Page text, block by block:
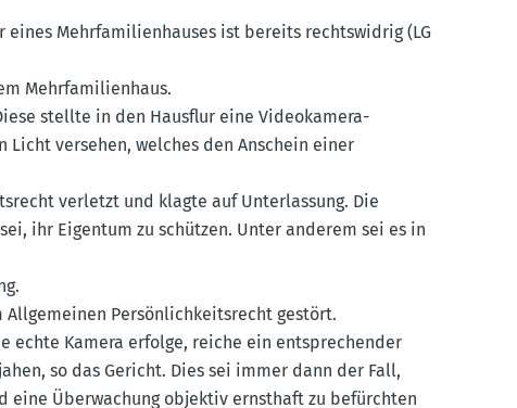
Mehrfa­mi­li­en­hauses ist bereits rechts­widrig (LG
Mehrfa­mi­li­enhaus.
stellte in den Hausflur eine Video­kamera-
versehen, welches den Anschein einer
verletzt und klagte auf Unter­lassung. Die
ihr Eigentum zu schützen. Unter anderem sei es in
Persön­lich­keits­recht gestört.
echte Kamera erfolge, reiche ein entspre­chender
so das Gericht. Dies sei immer dann der Fall,
eine Überwa­chung objektiv ernsthaft zu befürchten